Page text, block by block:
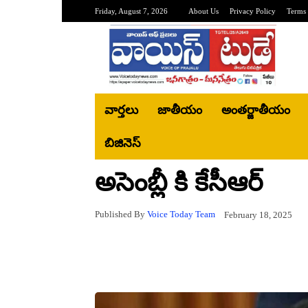
Friday, August 7, 2026 About Us Privacy Policy
వార్తలు జాతీయం అంతర్జాతీయం
బిజినెస్‌
అసెంబ్లీ కి కేసీఆర్
Published By Voice Today Team February 18, 2025